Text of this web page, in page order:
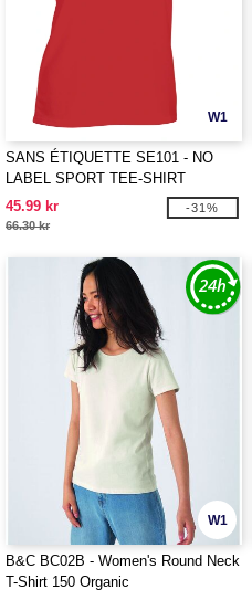
W1
SANS ÉTIQUETTE SE101 - NO
LABEL SPORT TEE-SHIRT
WOMEN
45.99 kr
66.30 kr
-31%
W1
B&C BC02B - Women's Round Neck
T-Shirt 150 Organic